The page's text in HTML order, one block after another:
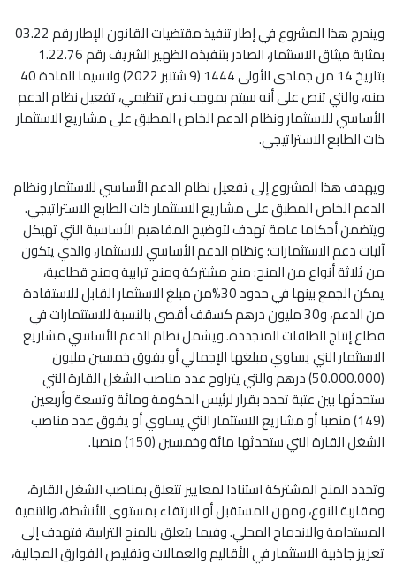
ويندرج هذا المشروع في إطار تنفيذ مقتضيات القانون الإطار رقم 03.22
بمثابة ميثاق الاستثمار، الصادر بتنفيذه الظهير الشريف رقم 1.22.76
بتاريخ 14 من جمادى الأولى 1444 (9 شتنبر 2022) ولاسيما المادة 40
منه، والتي تنص على أنه سيتم بموجب نص تنظيمي، تفعيل نظام الدعم
الأساسي للاستثمار ونظام الدعم الخاص المطبق على مشاريع الاستثمار
ذات الطابع الاستراتيجي.
ويهدف هذا المشروع إلى تفعيل نظام الدعم الأساسي للاستثمار ونظام
الدعم الخاص المطبق على مشاريع الاستثمار ذات الطابع الاستراتيجي.
ويتضمن أحكاما عامة تهدف لتوضيح المفاهيم الأساسية التي تهيكل
آليات دعم الاستثمارات؛ ونظام الدعم الأساسي للاستثمار، والذي يتكون
من ثلاثة أنواع من المنح: منح مشتركة ومنح ترابية ومنح قطاعية،
يمكن الجمع بينها في حدود 30%من مبلغ الاستثمار القابل للاستفادة
من الدعم، و30 مليون درهم كسقف أقصى بالنسبة للاستثمارات في
قطاع إنتاج الطاقات المتجددة. ويشمل نظام الدعم الأساسي مشاريع
الاستثمار التي يساوي مبلغها الإجمالي أو يفوق خمسين مليون
(50.000.000) درهم والتي يتراوح عدد مناصب الشغل القارة التي
ستحدثها بين عتبة تحدد بقرار لرئيس الحكومة ومائة وتسعة وأربعين
(149) منصبا أو مشاريع الاستثمار التي يساوي أو يفوق عدد مناصب
الشغل القارة التي ستحدثها مائة وخمسين (150) منصبا.
وتحدد المنح المشتركة استنادا لمعايير تتعلق بمناصب الشغل القارة،
ومقاربة النوع، ومهن المستقبل أو الارتقاء بمستوى الأنشطة، والتنمية
المستدامة والاندماج المحلي. وفيما يتعلق بالمنح الترابية، فتهدف إلى
تعزيز جاذبية الاستثمار في الأقاليم والعمالات وتقليص الفوارق المجالية،